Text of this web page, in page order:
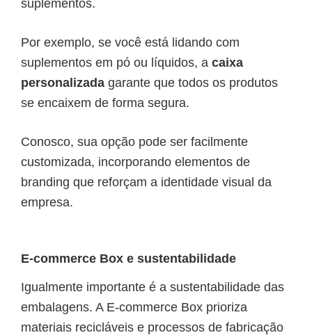
suplementos.
Por exemplo, se você está lidando com
suplementos em pó ou líquidos, a caixa
personalizada garante que todos os produtos
se encaixem de forma segura.
Conosco, sua opção pode ser facilmente
customizada, incorporando elementos de
branding que reforçam a identidade visual da
empresa.
E-commerce Box e sustentabilidade
Igualmente importante é a sustentabilidade das
embalagens. A E-commerce Box prioriza
materiais recicláveis e processos de fabricação